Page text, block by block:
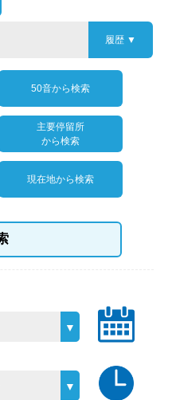
履歴
50音から検索
主要停留所
から検索
現在地から検索